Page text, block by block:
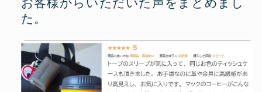
た。